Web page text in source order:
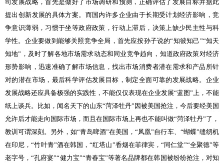
司发展战略，首先是做好了市场调研和预测，正确评估了发展目标并据此
提出创新发展的具体方案。而国内许多企业由于长期受计划经济影响，竞
争意识薄弱，习惯于坐等政府政策，行动上滞后，决策上缺少民主性与科
学性。企业要做到能够关照竞争全局，首先应按孙子说的“知彼知己”“知天
知地”，及时了解各地市场需求动态和同业竞争趋向，知道政府政策对经济
形势影响，迅速准确了解市场信息，找出市场消费者潜在需求和产品所针
对的潜在市场，最后科学评估发展目标，制定全面可靠的发展战略。企业
发展战略还应具备极强的实践性，不能仅仅表现在企业发展“蓝图”上，不能
纸上谈兵。比如，闻名天下的山东“菏泽牡丹”因被美国抢注，今后要经美国
允许后才能走向国际市场，而且在国际市场上再也不能叫做“菏泽牡丹”了，
教训可谓深刻。另外，如“青岛啤酒”在美国，“凤凰”自行车、“蝴蝶”缝纫机
在印尼，“竹叶青”酒在韩国，“红塔山”香烟在菲律宾，“同仁堂”“全聚德”等
老字号，“孔府宴”“健力宝”“青春宝”等著名品牌都在韩国被纷纷抢注，对知